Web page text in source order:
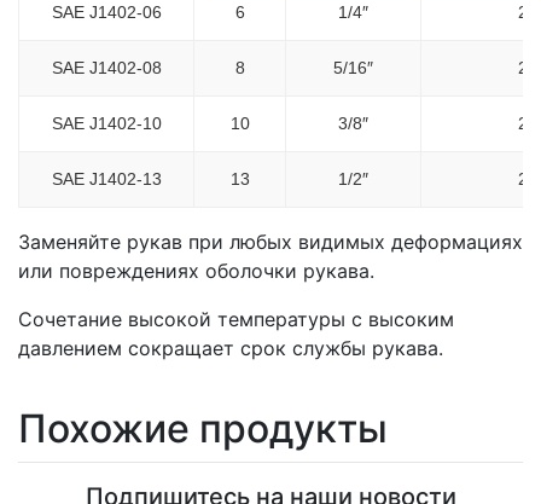
SAE J1402-06 6 1/4″ 21
SAE J1402-08 8 5/16″ 24
SAE J1402-10 10 3/8″ 26
SAE J1402-13 13 1/2″ 28
Заменяйте рукав при любых видимых деформациях
или повреждениях оболочки рукава.
Сочетание высокой температуры с высоким
давлением сокращает срок службы рукава.
Похожие продукты
Подпишитесь на наши новости